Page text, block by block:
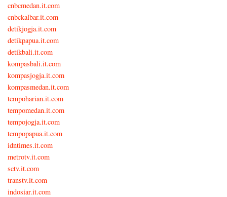
cnbcmedan.it.com
cnbckalbar.it.com
detikjogja.it.com
detikpapua.it.com
detikbali.it.com
kompasbali.it.com
kompasjogja.it.com
kompasmedan.it.com
tempoharian.it.com
tempomedan.it.com
tempojogja.it.com
tempopapua.it.com
idntimes.it.com
metrotv.it.com
sctv.it.com
transtv.it.com
indosiar.it.com